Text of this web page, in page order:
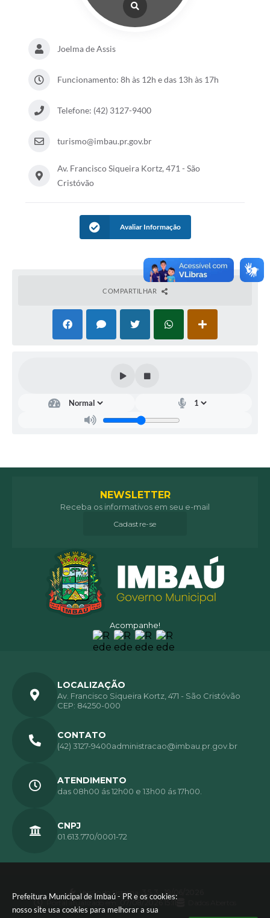
Prefeitura Municipal de Imbaú - PR e os cookies:
nosso site usa cookies para melhorar a sua
Joelma de Assis
Funcionamento: 8h às 12h e das 13h às 17h
Telefone: (42) 3127-9400
turismo@imbau.pr.gov.br
Av. Francisco Siqueira Kortz, 471 - São
Cristóvão
Avaliar Informação
COMPARTILHAR
Acompanhe!
NEWSLETTER
Receba os informativos em seu e-mail
Cadastre-se
LOCALIZAÇÃO
Av. Francisco Siqueira Kortz, 471 - São Cristóvão
CEP: 84250-000
CONTATO
(42) 3127-9400administracao@imbau.pr.gov.br
ATENDIMENTO
das 08h00 ás 12h00 e 13h00 ás 17h00.
CNPJ
01.613.770/0001-72
Versão do Sistema:
3.5.3 - 19/06/2026
Portal atualizado em: